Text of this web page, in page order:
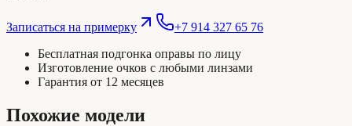
Записаться на примерку
+7 914 327 65 76
Бесплатная подгонка оправы по лицу
Изготовление очков с любыми линзами
Гарантия от 12 месяцев
Похожие модели